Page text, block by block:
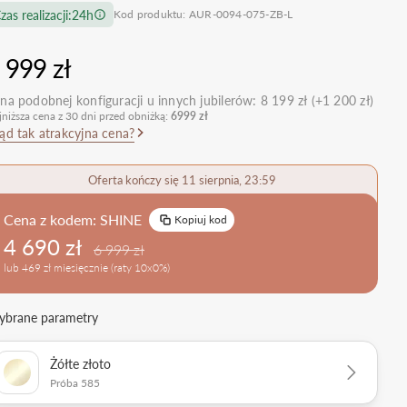
nietypowe
obrączkowe
dostawki
Obrączki Ślubne
Sprawdź bestsellery
Zobacz trendy
realizacji:24h Kod produktu: AUR-0094-075-ZB-L
zł
podobnej konfiguracji u innych jubilerów: 8 199 zł (+1 200 zł)
cena z 30 dni przed obniżką: 6999 zł
tak atrakcyjna cena?
Oferta kończy się 11 sierpnia, 23:59
Cena z kodem: SHINE Kopiuj kod
4 690 zł 6 999 zł
lub 469 zł miesięcznie (raty 10x0%)
parametry
Żółte złoto
Próba 585